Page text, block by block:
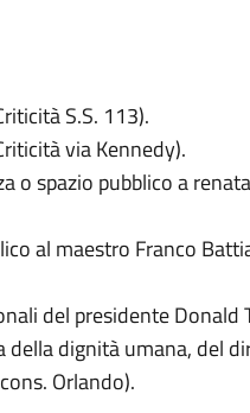
S.S. 113).
via Kennedy).
o spazio pubblico a
al maestro Franco
del presidente Donald
della dignità umana, del
Orlando).